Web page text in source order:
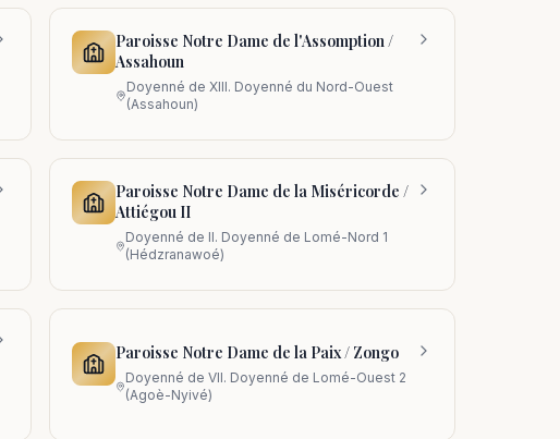
Paroisse Notre Dame de l'Assomption /
Assahoun
Doyenné de XIII. Doyenné du Nord-Ouest
(Assahoun)
Paroisse Notre Dame de la Miséricorde /
Attiégou II
Doyenné de II. Doyenné de Lomé-Nord 1
(Hédzranawoé)
Paroisse Notre Dame de la Paix / Zongo
Doyenné deVII. Doyenné de Lomé-Ouest 2
(Agoè-Nyivé)